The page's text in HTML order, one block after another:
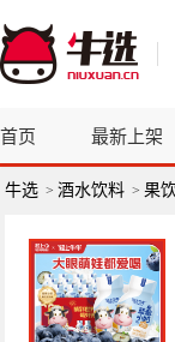
首页 最新上架
牛选 > 酒水饮料 > 果